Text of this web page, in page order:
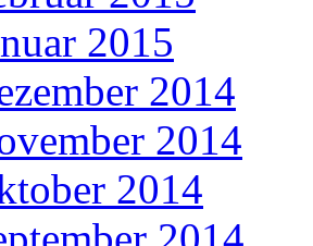
2015
2014
2014
2014